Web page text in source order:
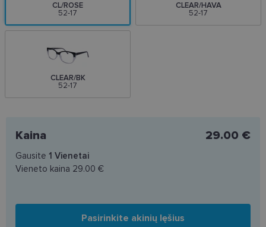
CL/ROSE
52-17
CLEAR/HAVA
52-17
CLEAR/BK
52-17
Kaina 29.00 €
Gausite 1 Vienetai
Vieneto kaina 29.00 €
Pasirinkite akinių lęšius